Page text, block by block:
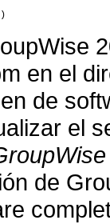
en el
de
el
de